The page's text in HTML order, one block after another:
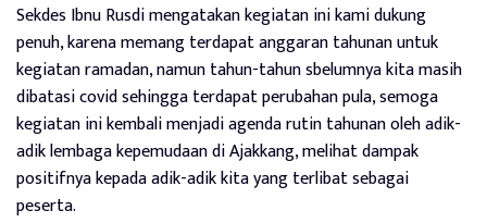
Sekdes Ibnu Rusdi mengatakan kegiatan ini kami dukung
penuh, karena memang terdapat anggaran tahunan untuk
kegiatan ramadan, namun tahun-tahun sbelumnya kita masih
dibatasi covid sehingga terdapat perubahan pula, semoga
kegiatan ini kembali menjadi agenda rutin tahunan oleh adik-
adik lembaga kepemudaan di Ajakkang, melihat dampak
positifnya kepada adik-adik kita yang terlibat sebagai
peserta.